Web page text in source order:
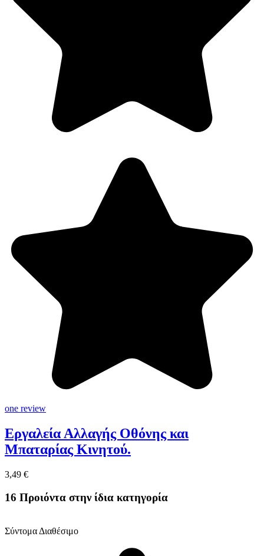
one review
Εργαλεία Αλλαγής Οθόνης και
Μπαταρίας Κινητού.
3,49 €
16 Προιόντα στην ίδια κατηγορία
Σύντομα Διαθέσιμο